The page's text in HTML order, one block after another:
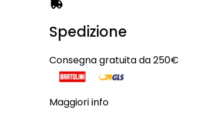
Spedizione
Consegna gratuita da 250€
Maggiori info